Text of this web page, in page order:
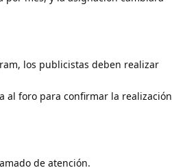
los publicistas deben realizar
al foro para confirmar la realización
de atención.